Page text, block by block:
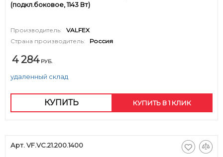
(подкл.боковое, 1143 Вт)
Производитель:
VALFEX
Страна производитель:
Россия
4 284 РУБ.
удаленный склад
КУПИТЬ КУПИТЬ В 1 КЛИК
Арт. VF.VC.21.200.1400